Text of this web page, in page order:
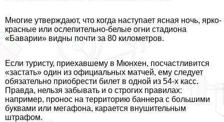
Многие утверждают, что когда наступает ясная ночь, ярко-
красные или ослепительно-белые огни стадиона
«Баварии» видны почти за 80 километров.
Если туристу, приехавшему в Мюнхен, посчастливится
«застать» один из официальных матчей, ему следует
обязательно приобрести билет в одной из 54-х касс.
Правда, нельзя забывать и о строгих правилах:
например, пронос на территорию баннера с большими
буквами или мегафона, карается внушительным
штрафом.